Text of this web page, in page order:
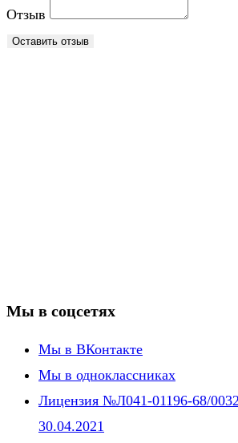
Отзыв
Оставить отзыв
Мы в соцсетях
Мы в ВКонтакте
Мы в одноклассниках
Лицензия №Л041-01196-68/
30.04.2021